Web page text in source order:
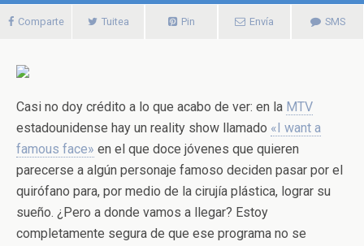
Comparte Tuitea Pin Envía SMS
Casi no doy crédito a lo que acabo de ver: en la MTV
estadounidense hay un reality show llamado «I want a
famous face» en el que doce jóvenes que quieren
parecerse a algún personaje famoso deciden pasar por el
quirófano para, por medio de la cirujía plástica, lograr su
sueño. ¿Pero a donde vamos a llegar? Estoy
completamente segura de que ese programa no se